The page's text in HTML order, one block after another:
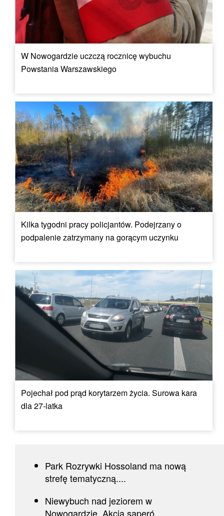
W Nowogardzie uczczą rocznicę wybuchu
Powstania Warszawskiego
Kilka tygodni pracy policjantów. Podejrzany o
podpalenie zatrzymany na gorącym uczynku
Pojechał pod prąd korytarzem życia. Surowa kara
dla 27-latka
Park Rozrywki Hossoland ma nową
strefę tematyczną....
Niewybuch nad jeziorem w
Nowogardzie. Akcja saperó...